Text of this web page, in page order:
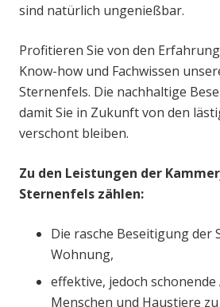
sind natürlich ungenießbar.
Profitieren Sie von den
Know-how und Fachwissen
Sternenfels. Die nachhaltige
damit Sie in Zukunft von den
verschont bleiben.
Zu den Leistungen der
Sternenfels zählen:
Die rasche Beseitigung der
Wohnung,
effektive, jedoch
Menschen und Haustiere